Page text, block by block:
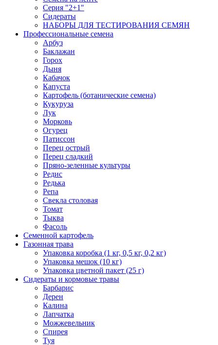
Серия "2+1"
Сидераты
НАБОРЫ ДЛЯ ТЕСТИРОВАНИЯ СЕМЯН
Профессиональные семена
Арбуз
Баклажан
Горох
Дыня
Кабачок
Капуста
Картофель (ботанические семена)
Кукуруза
Лук
Морковь
Огурец
Патиссон
Перец острый
Перец сладкий
Пряно-зеленные культуры
Редис
Редька
Репа
Свекла столовая
Томат
Тыква
Фасоль
Семенной картофель
Газонная трава
Упаковка коробка (1 кг, 0,5 кг, 0,2 кг)
Упаковка мешок (10 кг)
Упаковка цветной пакет (25 г)
Сидераты и кормовые травы
Барбарис
Дерен
Калина
Лапчатка
Можжевельник
Спирея
Туя